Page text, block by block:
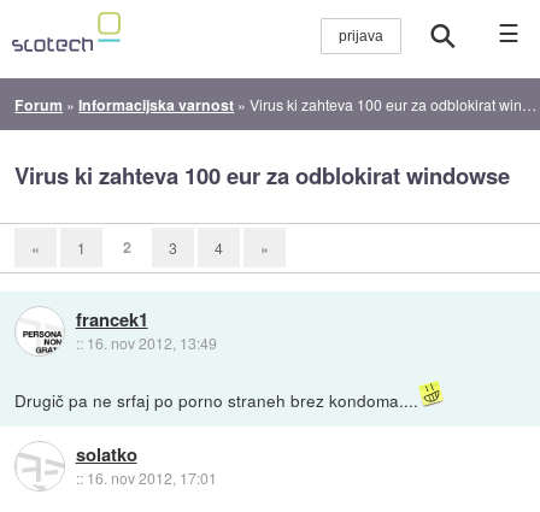
☰
Forum »Informacijska varnost »Virus ki zahteva 100 eur za odblokirat windowse
Virus ki zahteva 100 eur za odblokirat windowse
« 1 2 3 4 »
francek1
:: 16. nov 2012, 13:49
Drugič pa ne srfaj po porno straneh brez kondoma....
solatko
:: 16. nov 2012, 17:01